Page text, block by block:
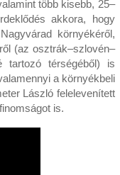
több kisebb, 25–
akkora, hogy
környékéről,
(az osztrák–szlovén–
tartozó térségéből) is
a környékbeli
László felelevenített
is.